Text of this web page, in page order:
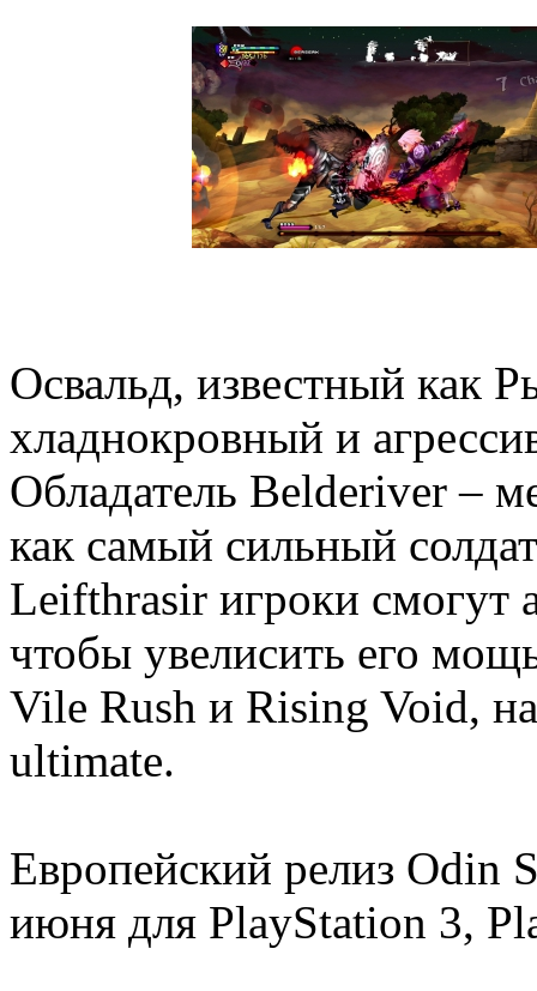
Освальд, известный как
хладнокровный и
Обладатель Belderiver –
как самый сильный
Leifthrasir игроки смогут
чтобы увелисить его
Vile Rush и Rising Void,
ultimate.
Европейский релиз Odin
июня для PlayStation 3,